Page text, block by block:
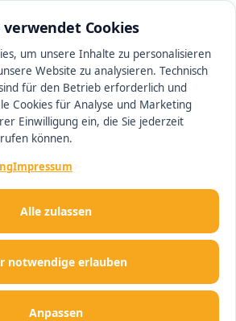
verwendet Cookies
um unsere Inhalte zu personalisieren
Website zu analysieren. Technisch
für den Betrieb erforderlich und
Cookies für Analyse und Marketing
Einwilligung ein, die Sie jederzeit
können.
Impressum
notwendige erlauben
Anpassen
Alle zulassen